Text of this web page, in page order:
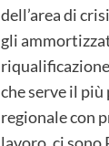
dell’area di
gli
che serve il
regionale con
lavoro, ci sono